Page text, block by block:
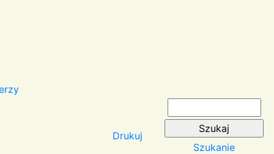
Drukuj
Szukanie